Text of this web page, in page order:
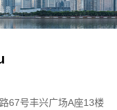
67号丰兴广场A座13楼